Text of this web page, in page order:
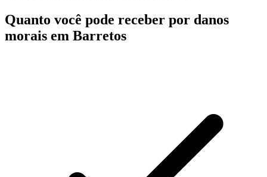
Quanto você pode receber por danos
morais em Barretos